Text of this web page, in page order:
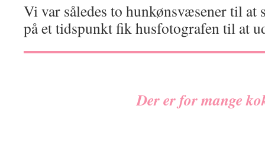
Vi var således to hunkønsvæsener til
på et tidspunkt fik husfotografen til at
Der er for mange